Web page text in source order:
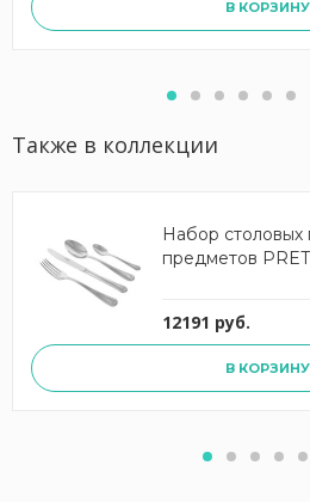
В КОРЗИНУ
Также в коллекции
Набор столовых
предметов
12191 руб.
В КОРЗИНУ